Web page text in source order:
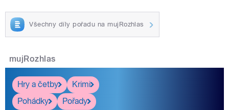
Všechny díly pořadu na mujRozhlas
mujRozhlas
Hry a četby
Krimi
Pohádky
Pořady